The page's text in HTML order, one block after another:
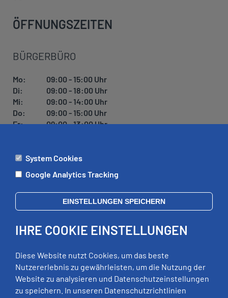
ÖFFNUNGSZEITEN
BÜRGERBÜRO
Mo:
09:00 - 15:00 Uhr
Di:
09:00 - 18:00 Uhr
Mi:
09:00 - 14:00 Uhr
Do:
09:00 - 15:00 Uhr
Fr:
09:00 - 13:00 Uhr
ÄMTER
Di:
09:00 - 12:00 Uhr, 13:00 - 18:00 Uhr
Mi:
geschlossen
Fr:
09:00 - 12:00 Uhr
RECHTLICHES
System Cookies
Google Analytics Tracking
EINSTELLUNGEN SPEICHERN
IHRE COOKIE EINSTELLUNGEN
Diese Website nutzt Cookies, um das beste
Nutzererlebnis zu gewährleisten, um die Nutzung der
Website zu analysieren und Datenschutzeinstellungen
zu speichern. In unseren Datenschutzrichtlinien